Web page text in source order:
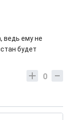
ведь ему не
будет
0